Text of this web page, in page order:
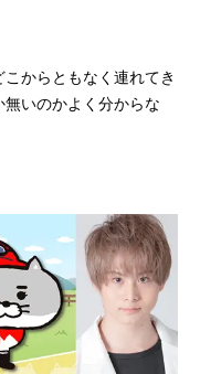
からともなく連れてき
いのかよく分からな